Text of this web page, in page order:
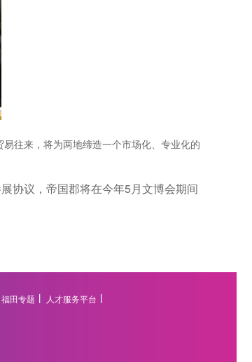
往来，将为两地缔造一个市场化、专业化的
协议，帝国郡将在今年5月文博会期间
福田专题
人才服务平台